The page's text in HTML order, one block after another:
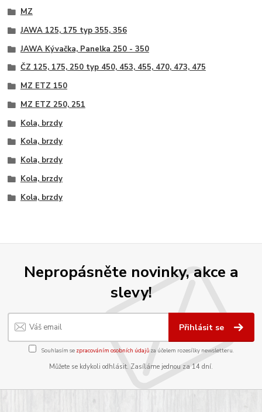
MZ
JAWA 125, 175 typ 355, 356
JAWA Kývačka, Panelka 250 - 350
ČZ 125, 175, 250 typ 450, 453, 455, 470, 473, 475
MZ ETZ 150
MZ ETZ 250, 251
Kola, brzdy
Kola, brzdy
Kola, brzdy
Kola, brzdy
Kola, brzdy
Nepropásněte novinky, akce a
slevy!
Přihlásit se
Souhlasím se zpracováním osobních údajůza účelem rozesílky newsletteru.
Můžete se kdykoli odhlásit. Zasíláme jednou za 14 dní.